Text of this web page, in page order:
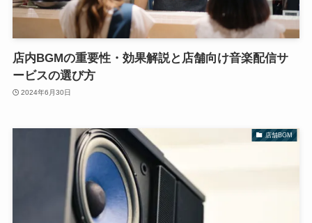
店内BGMの重要性・効果解説と店舗向け音楽配信サ
ービスの選び方
2024年6月30日
店舗BGM